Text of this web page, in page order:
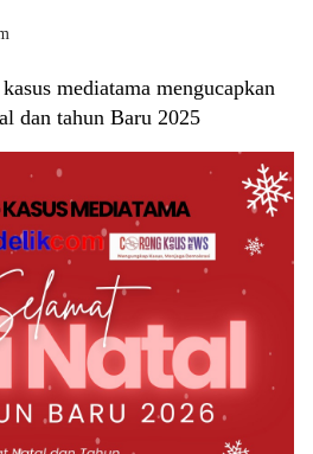
mediatama mengucapkan
dan tahun Baru 2025